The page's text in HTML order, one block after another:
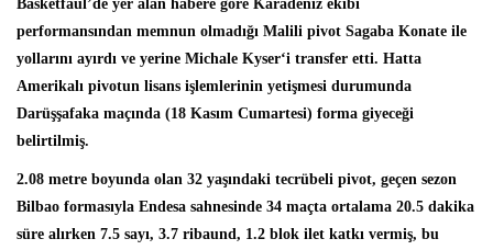
Basketfaul’de yer alan habere göre Karadeniz ekibi
performansından memnun olmadığı Malili pivot Sagaba Konate ile
yollarını ayırdı ve yerine Michale Kyser‘i transfer etti. Hatta
Amerikalı pivotun lisans işlemlerinin yetişmesi durumunda
Darüşşafaka maçında (18 Kasım Cumartesi) forma giyeceği
belirtilmiş.
2.08 metre boyunda olan 32 yaşındaki tecrübeli pivot, geçen sezon
Bilbao formasıyla Endesa sahnesinde 34 maçta ortalama 20.5 dakika
süre alırken 7.5 sayı, 3.7 ribaund, 1.2 blok ilet katkı vermiş, bu